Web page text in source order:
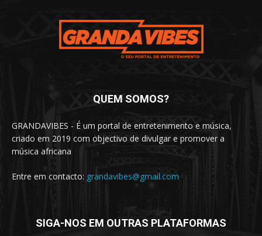
QUEM SOMOS?
GRANDAVIBES - É um portal de entretenimento e música,
criado em 2019 com objectivo de divulgar e promover a
música africana
Entre em contacto: grandavibes@gmail.com
SIGA-NOS EM OUTRAS PLATAFORMAS